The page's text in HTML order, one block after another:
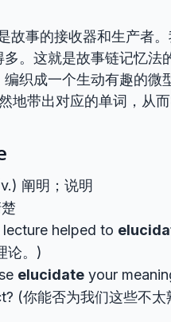
故事的接收器和生产者
。这就是故事链记忆法
织成一个生动有趣的微
地带出对应的单词，从
阐明；说明
lecture helped to
论。)
elucidate your
(你能否为我们这些不太